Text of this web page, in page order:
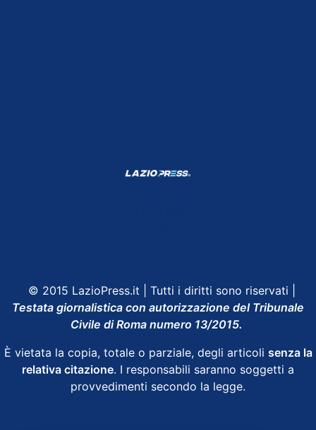
© 2015 LazioPress.it | Tutti i diritti sono riservati |
Testata giornalistica con autorizzazione del Tribunale
Civile di Roma numero 13/2015.
È vietata la copia, totale o parziale, degli articoli senza la
relativa citazione. I responsabili saranno soggetti a
provvedimenti secondo la legge.